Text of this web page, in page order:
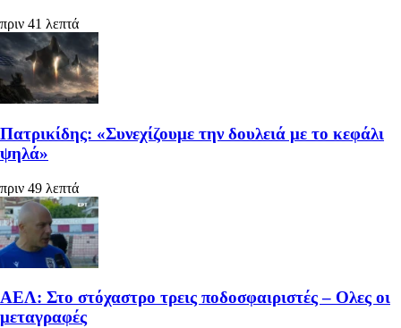
πριν 41 λεπτά
Πατρικίδης: «Συνεχίζουμε την δουλειά με το κεφάλι
ψηλά»
πριν 49 λεπτά
ΑΕΛ: Στο στόχαστρο τρεις ποδοσφαιριστές – Ολες οι
μεταγραφές